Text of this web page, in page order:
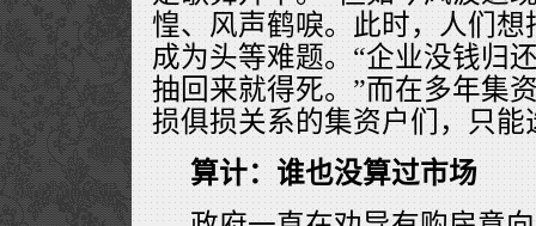
惶、风声鹤唳。此时，人们
成为头等难题。“企业没钱归
抽回来就得死。”而在多年集
损俱损关系的集资户们，只能
算计：谁也没算过市场